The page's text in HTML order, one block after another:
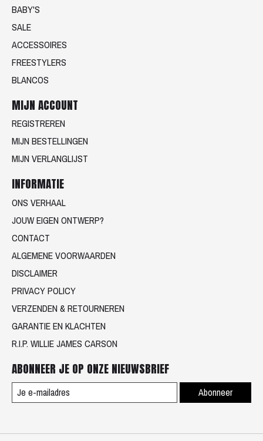
BABY'S
SALE
ACCESSOIRES
FREESTYLERS
BLANCOS
MIJN ACCOUNT
REGISTREREN
MIJN BESTELLINGEN
MIJN VERLANGLIJST
INFORMATIE
ONS VERHAAL
JOUW EIGEN ONTWERP?
CONTACT
ALGEMENE VOORWAARDEN
DISCLAIMER
PRIVACY POLICY
VERZENDEN & RETOURNEREN
GARANTIE EN KLACHTEN
R.I.P. WILLIE JAMES CARSON
ABONNEER JE OP ONZE NIEUWSBRIEF
Abonneer